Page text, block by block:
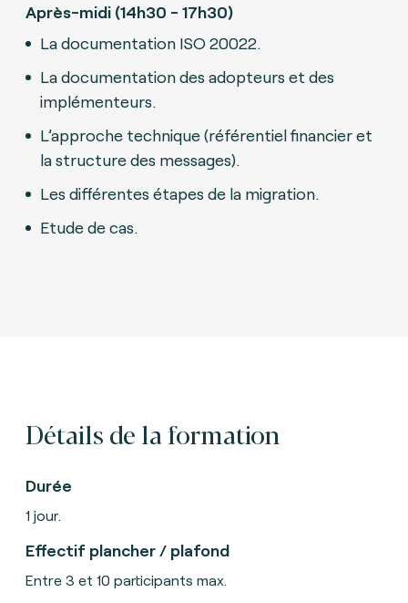
Après-midi (14h30 - 17h30)
La documentation ISO 20022.
La documentation des adopteurs et des
implémenteurs.
L’approche technique (référentiel financier et
la structure des messages).
Les différentes étapes de la migration.
Etude de cas.
Détails de la formation
Durée
1 jour.
Effectif plancher / plafond
Entre 3 et 10 participants max.